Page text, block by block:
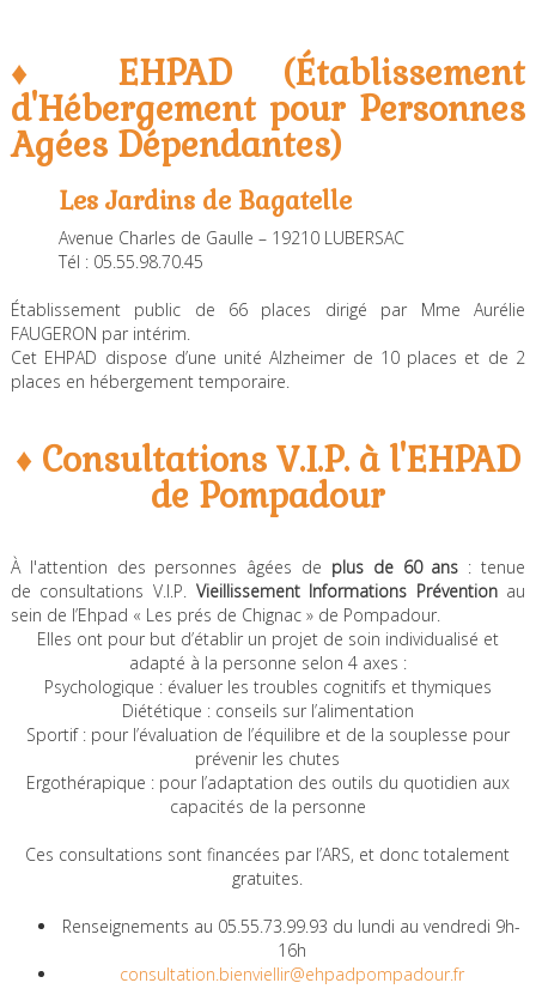
♦ EHPAD (Établissement
d'Hébergement pour Personnes
Agées Dépendantes)
Les Jardins de Bagatelle
Avenue Charles de Gaulle – 19210 LUBERSAC
Tél : 05.55.98.70.45
Établissement public de 66 places dirigé par Mme Aurélie
FAUGERON par intérim.
Cet EHPAD dispose d’une unité Alzheimer de 10 places et de 2
places en hébergement temporaire.
♦ Consultations V.I.P. à l'EHPAD
de Pompadour
À l'attention des personnes âgées de plus de 60 ans : tenue
de consultations V.I.P. Vieillissement Informations Préventionau
sein de l’Ehpad « Les prés de Chignac » de Pompadour.
Elles ont pour but d’établir un projet de soin individualisé et
adapté à la personne selon 4 axes :
Psychologique : évaluer les troubles cognitifs et thymiques
Diététique : conseils sur l’alimentation
Sportif : pour l’évaluation de l’équilibre et de la souplesse pour
prévenir les chutes
Ergothérapique : pour l’adaptation des outils du quotidien aux
capacités de la personne
Ces consultations sont financées par l’ARS, et donc totalement
gratuites.
Renseignements au 05.55.73.99.93 du lundi au vendredi 9h-
16h
consultation.bienviellir@ehpadpompadour.fr